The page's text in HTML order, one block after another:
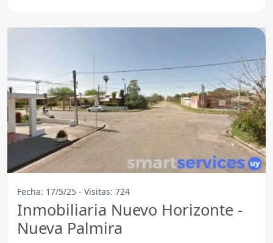
Fecha: 17/5/25 - Visitas: 724
Inmobiliaria Nuevo Horizonte -
Nueva Palmira